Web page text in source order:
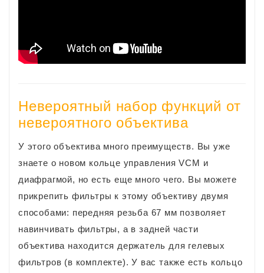
Невероятный набор функций от
невероятного объектива
У этого объектива много преимуществ. Вы уже
знаете о новом кольце управления VCM и
диафрагмой, но есть еще много чего. Вы можете
прикрепить фильтры к этому объективу двумя
способами: передняя резьба 67 мм позволяет
навинчивать фильтры, а в задней части
объектива находится держатель для гелевых
фильтров (в комплекте). У вас также есть кольцо